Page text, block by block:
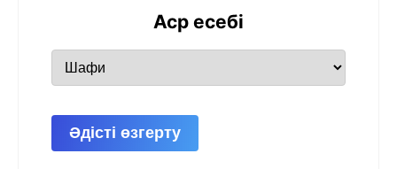
Аср есебі
Әдісті өзгерту